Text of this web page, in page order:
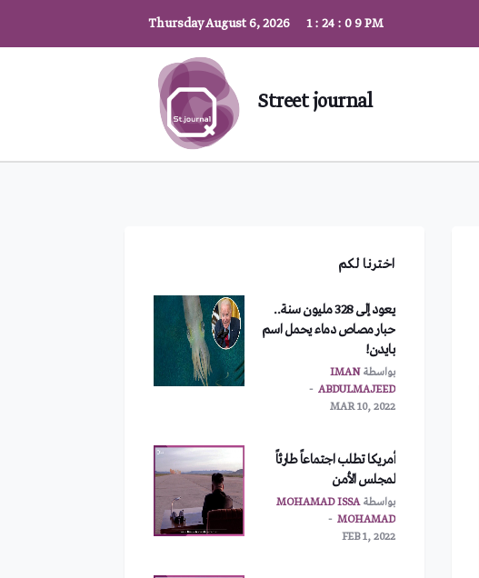
Thursday August 6, 20261:24 :10 PM
Street journal
اخترنا لكم
يعود إلى 328 مليون سنة..
حبار مصاص دماء يحمل اسم
بايدن!
بواسطةIMAN
ABDULMAJEED
MAR 10, 2022
أمريكا تطلب اجتماعاً طارئاً
لمجلس الأمن
بواسطةMOHAMAD ISSA
MOHAMAD
FEB 1, 2022